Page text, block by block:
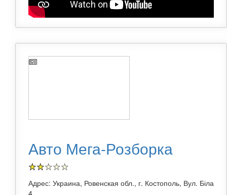
Авто Мега-Розборка
Адрес: Украина, Ровенская обл., г. Костополь, Вул. Біла